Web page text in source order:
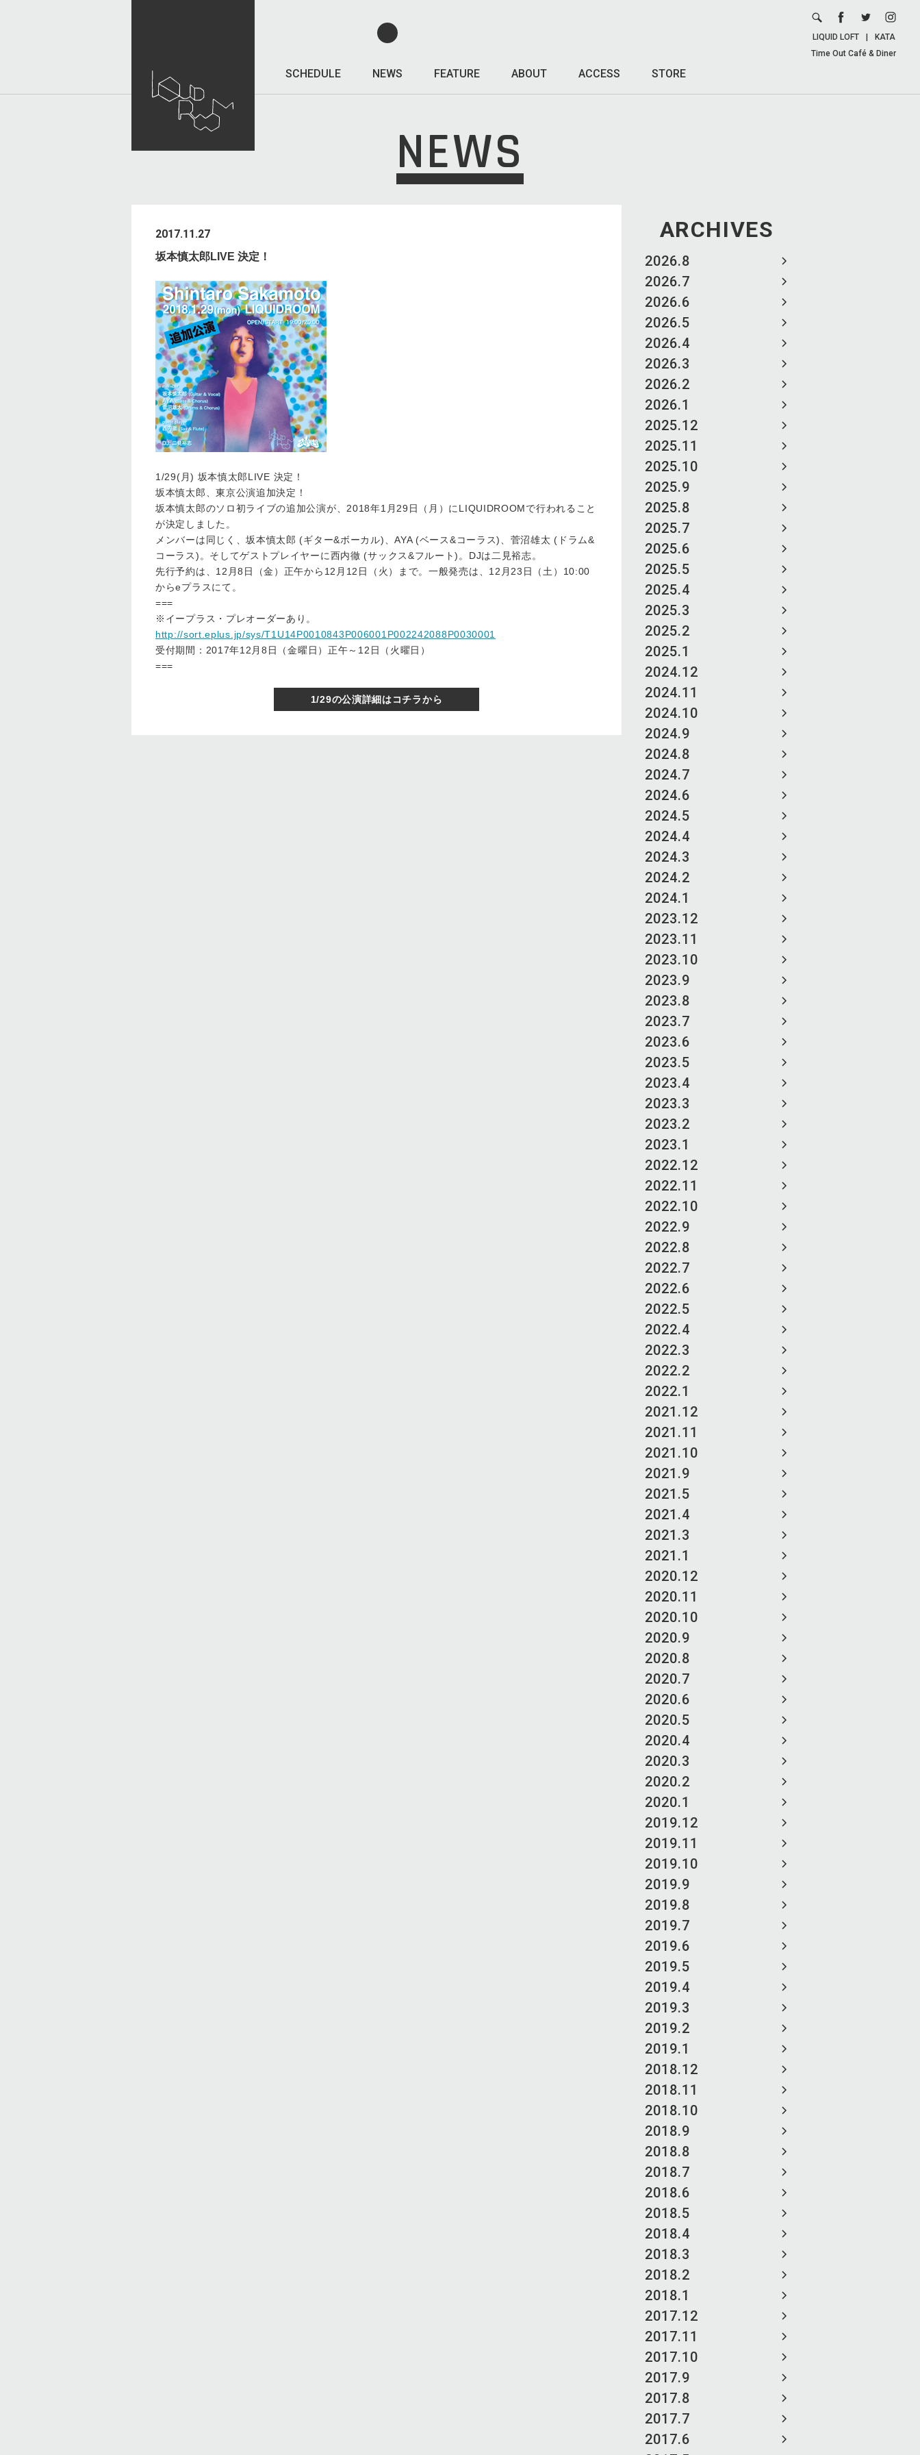
SCHEDULE NEWS FEATURE ABOUT ACCESS STORE
LIQUID LOFT
KATA
Time Out Café & Diner
NEWS
ARCHIVES
2026.8
2026.7
2026.6
2026.5
2026.4
2026.3
2026.2
2026.1
2025.12
2025.11
2025.10
2025.9
2025.8
2025.7
2025.6
2025.5
2025.4
2025.3
2025.2
2025.1
2024.12
2024.11
2024.10
2024.9
2024.8
2024.7
2024.6
2024.5
2024.4
2024.3
2024.2
2024.1
2023.12
2023.11
2023.10
2023.9
2023.8
2023.7
2023.6
2023.5
2023.4
2023.3
2023.2
2023.1
2022.12
2022.11
2022.10
2022.9
2022.8
2022.7
2022.6
2022.5
2022.4
2022.3
2022.2
2022.1
2021.12
2021.11
2021.10
2021.9
2021.5
2021.4
2021.3
2021.1
2020.12
2020.11
2020.10
2020.9
2020.8
2020.7
2020.6
2020.5
2020.4
2020.3
2020.2
2020.1
2019.12
2019.11
2019.10
2019.9
2019.8
2019.7
2019.6
2019.5
2019.4
2019.3
2019.2
2019.1
2018.12
2018.11
2018.10
2018.9
2018.8
2018.7
2018.6
2018.5
2018.4
2018.3
2018.2
2018.1
2017.12
2017.11
2017.10
2017.9
2017.8
2017.7
2017.6
2017.11.27
坂本慎太郎LIVE 決定！
1/29(月) 坂本慎太郎LIVE 決定！
坂本慎太郎、東京公演追加決定！
坂本慎太郎のソロ初ライブの追加公演が、2018年1月29日（月）にLIQUIDROOMで行われること
が決定しました。
メンバーは同じく、坂本慎太郎 (ギター&ボーカル)、AYA (ベース&コーラス)、菅沼雄太 (ドラム&
コーラス)。そしてゲストプレイヤーに西内徹 (サックス&フルート)。DJは二見裕志。
先行予約は、12月8日（金）正午から12月12日（火）まで。一般発売は、12月23日（土）10:00
からeプラスにて。
===
※イープラス・プレオーダーあり。
http://sort.eplus.jp/sys/T1U14P0010843P006001P002242088P0030001
受付期間：2017年12月8日（金曜日）正午～12日（火曜日）
===
1/29の公演詳細はコチラから